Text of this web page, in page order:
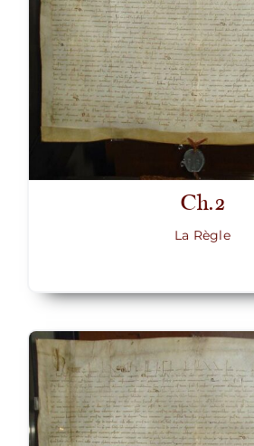
Ch.2
La Règle